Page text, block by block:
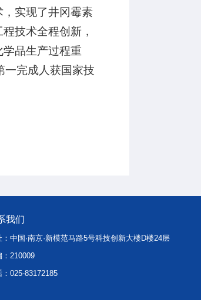
实现了井冈霉素
技术全程创新，
品生产过程重
一完成人获国家技
我们
：中国·南京·新模范马路5号科技创新大楼D楼24层
：210009
：025-83172185